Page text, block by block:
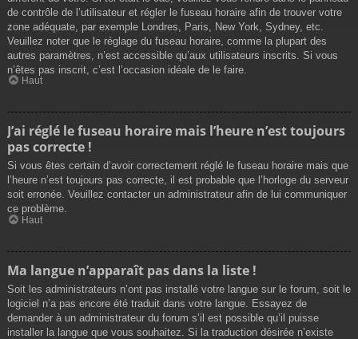
de contrôle de l’utilisateur et régler le fuseau horaire afin de trouver votre
zone adéquate, par exemple Londres, Paris, New York, Sydney, etc.
Veuillez noter que le réglage du fuseau horaire, comme la plupart des
autres paramètres, n’est accessible qu’aux utilisateurs inscrits. Si vous
n’êtes pas inscrit, c’est l’occasion idéale de le faire.
Haut
J’ai réglé le fuseau horaire mais l’heure n’est toujours
pas correcte !
Si vous êtes certain d’avoir correctement réglé le fuseau horaire mais que
l’heure n’est toujours pas correcte, il est probable que l’horloge du serveur
soit erronée. Veuillez contacter un administrateur afin de lui communiquer
ce problème.
Haut
Ma langue n’apparaît pas dans la liste !
Soit les administrateurs n’ont pas installé votre langue sur le forum, soit le
logiciel n’a pas encore été traduit dans votre langue. Essayez de
demander à un administrateur du forum s’il est possible qu’il puisse
installer la langue que vous souhaitez. Si la traduction désirée n’existe